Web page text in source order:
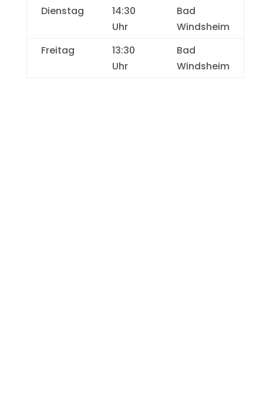
Dienstag
14:30
Uhr
Bad
Windsheim
Freitag
13:30
Uhr
Bad
Windsheim